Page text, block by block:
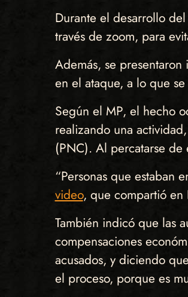
Durante el desarrollo
través de zoom, para
Además, se
en el ataque, a lo que
Según el MP, el hecho
realizando una
(PNC). Al percatarse de
“Personas que estaban
video, que compartió en
También indicó que las
compensaciones
acusados, y diciendo
el proceso, porque es